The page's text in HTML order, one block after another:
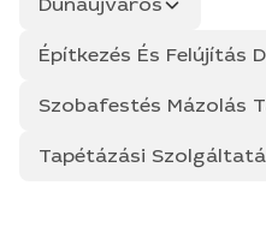
Építkezés És Felújítás
Szobafestés Mázolás
Tapétázási